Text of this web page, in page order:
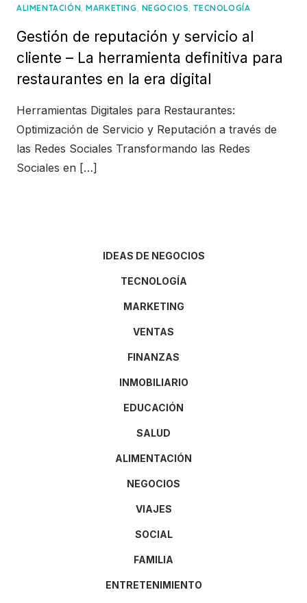
ALIMENTACIÓN,MARKETING, NEGOCIOS,TECNOLOGÍA
Gestión de reputación y servicio al
cliente – La herramienta definitiva para
restaurantes en la era digital
Herramientas Digitales para Restaurantes:
Optimización de Servicio y Reputación a través de
las Redes Sociales Transformando las Redes
Sociales en […]
IDEAS DE NEGOCIOS
TECNOLOGÍA
MARKETING
VENTAS
FINANZAS
INMOBILIARIO
EDUCACIÓN
SALUD
ALIMENTACIÓN
NEGOCIOS
VIAJES
SOCIAL
FAMILIA
ENTRETENIMIENTO